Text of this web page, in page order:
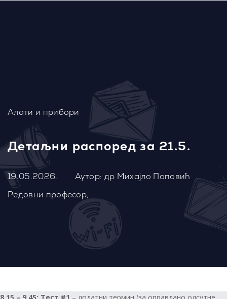
Алати и прибори
Детаљни распоред за 21.5.
19.05.2026.
Аутор: др Михајло Поповић
Редовни професор,